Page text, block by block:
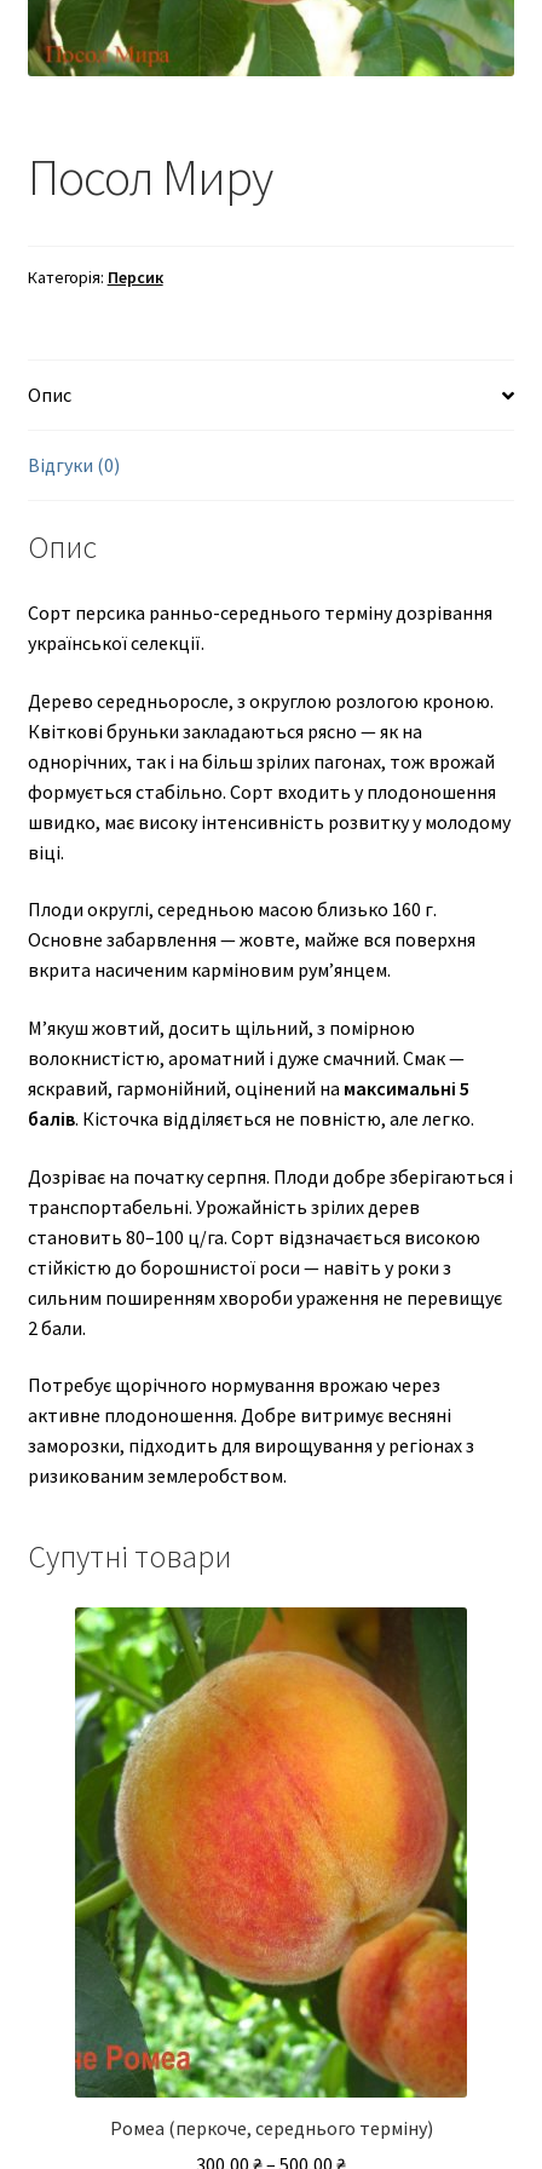
Посол Миру
Категорія: Персик
Опис
Відгуки (0)
Опис
Сорт персика ранньо-середнього терміну дозрівання
української селекції.
Дерево середньоросле, з округлою розлогою кроною.
Квіткові бруньки закладаються рясно — як на
однорічних, так і на більш зрілих пагонах, тож врожай
формується стабільно. Сорт входить у плодоношення
швидко, має високу інтенсивність розвитку у молодому
віці.
Плоди округлі, середньою масою близько 160 г.
Основне забарвлення — жовте, майже вся поверхня
вкрита насиченим карміновим рум’янцем.
М’якуш жовтий, досить щільний, з помірною
волокнистістю, ароматний і дуже смачний. Смак —
яскравий, гармонійний, оцінений на максимальні 5
балів. Кісточка відділяється не повністю, але легко.
Дозріває на початку серпня. Плоди добре зберігаються і
транспортабельні. Урожайність зрілих дерев
становить 80–100 ц/га. Сорт відзначається високою
стійкістю до борошнистої роси — навіть у роки з
сильним поширенням хвороби ураження не перевищує
2 бали.
Потребує щорічного нормування врожаю через
активне плодоношення. Добре витримує весняні
заморозки, підходить для вирощування у регіонах з
ризикованим землеробством.
Супутні товари
Ромеа (перкоче, середнього терміну)
Діапазон